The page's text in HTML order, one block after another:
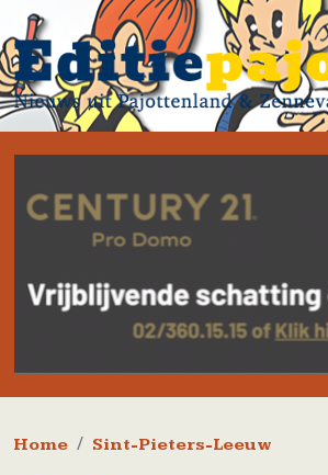
Overslaan en naar de inhoud gaan
Kruimelpad
Home Sint-Pieters-Leeuw